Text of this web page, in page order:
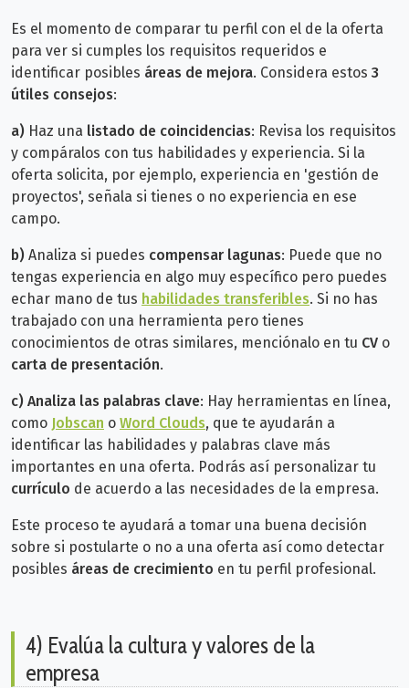
Es el momento de comparar tu perfil con el de la oferta
para ver si cumples los requisitos requeridos e
identificar posibles áreas de mejora. Considera estos 3
útiles consejos:
a) Haz una listado de coincidencias: Revisa los requisitos
y compáralos con tus habilidades y experiencia. Si la
oferta solicita, por ejemplo, experiencia en 'gestión de
proyectos', señala si tienes o no experiencia en ese
campo.
b) Analiza si puedes compensar lagunas: Puede que no
tengas experiencia en algo muy específico pero puedes
echar mano de tus habilidades transferibles. Si no has
trabajado con una herramienta pero tienes
conocimientos de otras similares, menciónalo en tu CV o
carta de presentación.
c) Analiza las palabras clave: Hay herramientas en línea,
como Jobscan o Word Clouds, que te ayudarán a
identificar las habilidades y palabras clave más
importantes en una oferta. Podrás así personalizar tu
currículo de acuerdo a las necesidades de la empresa.
Este proceso te ayudará a tomar una buena decisión
sobre si postularte o no a una oferta así como detectar
posibles áreas de crecimiento en tu perfil profesional.
4) Evalúa la cultura y valores de la
empresa